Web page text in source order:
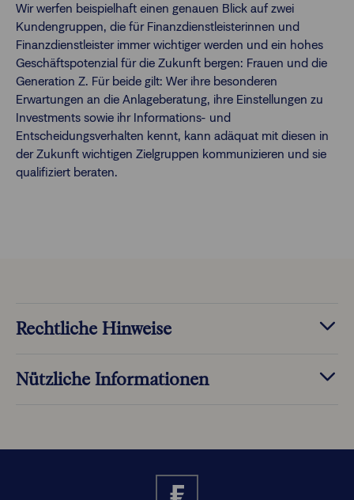
Wir werfen beispielhaft einen genauen Blick auf zwei
Kundengruppen, die für Finanzdienstleisterinnen und
Finanzdienstleister immer wichtiger werden und ein hohes
Geschäftspotenzial für die Zukunft bergen: Frauen und die
Generation Z. Für beide gilt: Wer ihre besonderen
Erwartungen an die Anlageberatung, ihre Einstellungen zu
Investments sowie ihr Informations- und
Entscheidungsverhalten kennt, kann adäquat mit diesen in
der Zukunft wichtigen Zielgruppen kommunizieren und sie
qualifiziert beraten.
Rechtliche Hinweise
Nützliche Informationen